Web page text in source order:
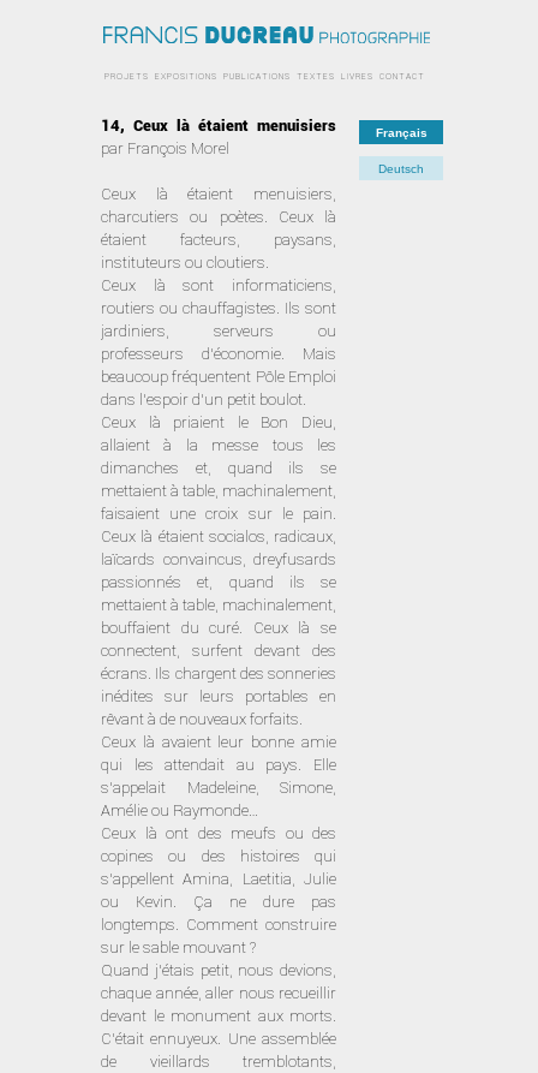
PROJETS EXPOSITIONS PUBLICATIONS TEXTES LIVRES CONTACT
14, Ceux là étaient menuisiers
par François Morel
Ceux là étaient menuisiers,
charcutiers ou poètes. Ceux là
étaient facteurs, paysans,
instituteurs ou cloutiers.
Ceux là sont informaticiens,
routiers ou chauffagistes. Ils sont
jardiniers, serveurs ou
professeurs d’économie. Mais
beaucoup fréquentent Pôle Emploi
dans l’espoir d’un petit boulot.
Ceux là priaient le Bon Dieu,
allaient à la messe tous les
dimanches et, quand ils se
mettaient à table, machinalement,
faisaient une croix sur le pain.
Ceux là étaient socialos, radicaux,
laïcards convaincus, dreyfusards
passionnés et, quand ils se
mettaient à table, machinalement,
bouffaient du curé. Ceux là se
connectent, surfent devant des
écrans. Ils chargent des sonneries
inédites sur leurs portables en
rêvant à de nouveaux forfaits.
Ceux là avaient leur bonne amie
qui les attendait au pays. Elle
s’appelait Madeleine, Simone,
Amélie ou Raymonde…
Ceux là ont des meufs ou des
copines ou des histoires qui
s’appellent Amina, Laetitia, Julie
ou Kevin. Ça ne dure pas
longtemps. Comment construire
sur le sable mouvant ?
Quand j’étais petit, nous devions,
chaque année, aller nous recueillir
devant le monument aux morts.
C’était ennuyeux. Une assemblée
de vieillards tremblotants,
Français
Deutsch